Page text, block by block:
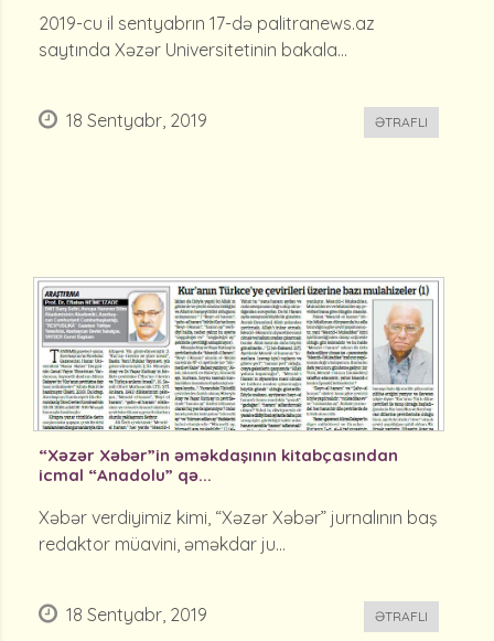
2019-cu il sentyabrın 17-də palitranews.az
saytında Xəzər Universitetinin bakala...
18 Sentyabr, 2019 ƏTRAFLI
“Xəzər Xəbər”in əməkdaşının kitabçasından
icmal “Anadolu” qə...
Xəbər verdiyimiz kimi, “Xəzər Xəbər” jurnalının baş
redaktor müavini, əməkdar ju...
18 Sentyabr, 2019 ƏTRAFLI